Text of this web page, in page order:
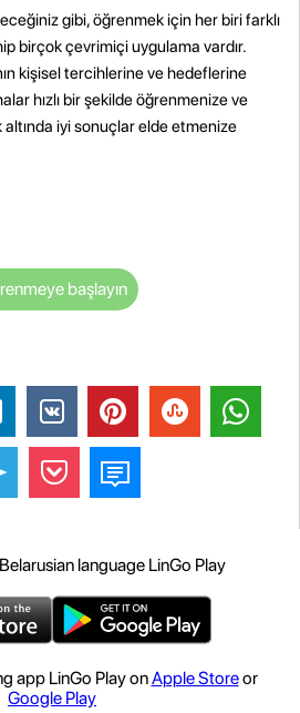
gibi, öğrenmek için her biri farklı
birçok çevrimiçi uygulama vardır.
kişisel tercihlerine ve hedeflerine
hızlı bir şekilde öğrenmenize ve
altında iyi sonuçlar elde etmenize
başlayın
language LinGo Play
app LinGo Play onApple Storeor
Google Play